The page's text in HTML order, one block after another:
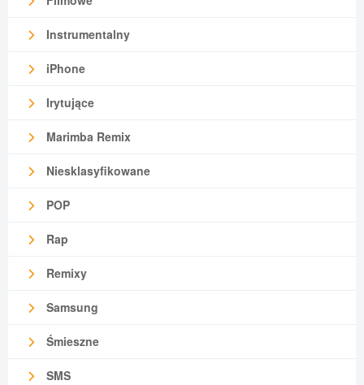
Instrumentalny
iPhone
Irytujące
Marimba Remix
Niesklasyfikowane
POP
Rap
Remixy
Samsung
Śmieszne
SMS